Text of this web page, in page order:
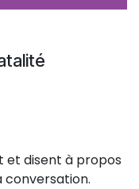
et disent à propos
conversation.